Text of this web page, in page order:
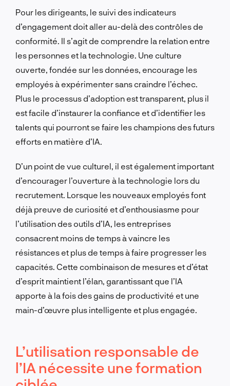
Pour les dirigeants, le suivi des indicateurs
d’engagement doit aller au-delà des contrôles de
conformité. Il s’agit de comprendre la relation entre
les personnes et la technologie. Une culture
ouverte, fondée sur les données, encourage les
employés à expérimenter sans craindre l’échec.
Plus le processus d’adoption est transparent, plus il
est facile d’instaurer la confiance et d’identifier les
talents qui pourront se faire les champions des futurs
efforts en matière d’IA.
D’un point de vue culturel, il est également important
d’encourager l’ouverture à la technologie lors du
recrutement. Lorsque les nouveaux employés font
déjà preuve de curiosité et d’enthousiasme pour
l’utilisation des outils d’IA, les entreprises
consacrent moins de temps à vaincre les
résistances et plus de temps à faire progresser les
capacités. Cette combinaison de mesures et d’état
d’esprit maintient l’élan, garantissant que l’IA
apporte à la fois des gains de productivité et une
main-d’œuvre plus intelligente et plus engagée.
L’utilisation responsable de
l’IA nécessite une formation